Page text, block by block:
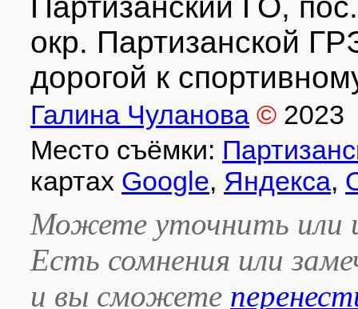
окр. Партизанской
дорогой к
Галина Чуланова © 2023
Место съёмки:
картах Google, Яндекса,
Можете уточнить или
Есть сомнения или
и вы сможете